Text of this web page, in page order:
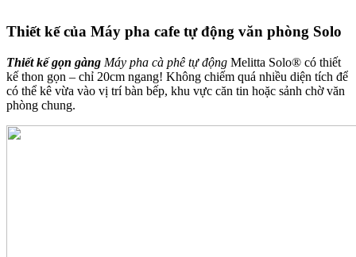
Thiết kế của Máy pha cafe tự động văn phòng Solo
Thiết kế gọn gàng Máy pha cà phê tự động Melitta Solo® có thiết
kế thon gọn – chỉ 20cm ngang! Không chiếm quá nhiều diện tích để
có thể kê vừa vào vị trí bàn bếp, khu vực căn tin hoặc sảnh chờ văn
phòng chung.